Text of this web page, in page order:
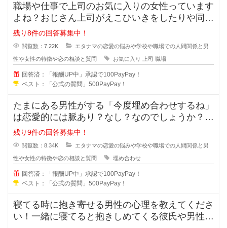
職場や仕事で上司のお気に入りの女性っています
よね？おじさん上司がえこひいきをしたりや同じ
事をしているのに褒められるのはお
残り8件の回答募集中！
閲覧数：7.22K エタナマの恋愛の悩みや学校や職場での人間関係と男
性や女性の特徴や恋の相談と質問 お気に入り 上司 職場
回答済：「報酬UP中」承認で100PayPay！
ベスト：「公式の質問」500PayPay！
たまにある男性がする「今度埋め合わせするね」
は恋愛的には脈あり？なし？なのでしょうか？本
命だから埋め合わせをするのか、恋
残り9件の回答募集中！
閲覧数：8.34K エタナマの恋愛の悩みや学校や職場での人間関係と男
性や女性の特徴や恋の相談と質問 埋め合わせ
回答済：「報酬UP中」承認で100PayPay！
ベスト：「公式の質問」500PayPay！
寝てる時に抱き寄せる男性の心理を教えてくださ
い！一緒に寝てると抱きしめてくる彼氏や男性っ